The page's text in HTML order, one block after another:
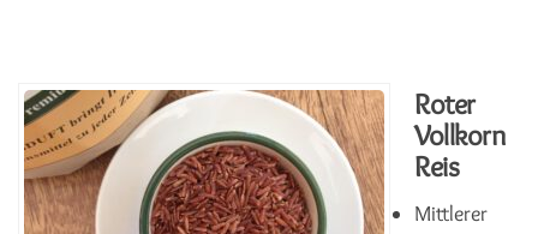
Roter
Vollkorn
Reis
Mittlerer